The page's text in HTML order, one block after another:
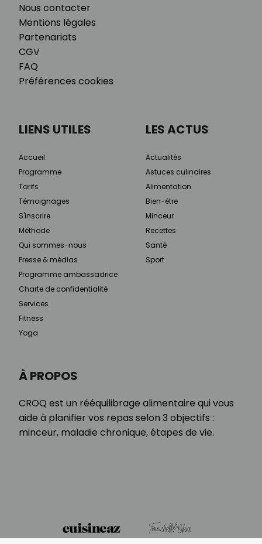
Nous contacter
Mentions légales
Partenariats
CGV
FAQ
Préférences cookies
À PROPOS
CROQ est un rééquilibrage alimentaire qui vous
aide à planifier vos repas selon 3 objectifs :
minceur, maladie chronique, étapes de vie.
LIENS UTILES
Accueil
Programme
Tarifs
Témoignages
S'inscrire
Méthode
Qui sommes-nous
Presse & médias
Programme ambassadrice
Charte de confidentialité
Services
Fitness
Yoga
LES ACTUS
Actualités
Astuces culinaires
Alimentation
Bien-être
Minceur
Recettes
Santé
Sport